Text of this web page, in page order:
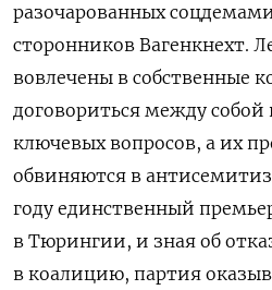
разочарованных
сторонников Вагенкнехт.
вовлечены в собственные
договориться между
ключевых вопросов, а их
обвиняются в
году единственный
в Тюрингии, и зная об
в коалицию, партия